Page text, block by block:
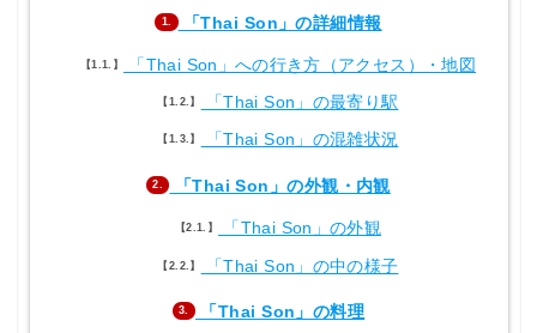
1. 「Thai Son」の詳細情報
1.1. 「Thai Son」への行き方（アクセス）・地図
1.2. 「Thai Son」の最寄り駅
1.3. 「Thai Son」の混雑状況
2. 「Thai Son」の外観・内観
2.1. 「Thai Son」の外観
2.2. 「Thai Son」の中の様子
3. 「Thai Son」の料理